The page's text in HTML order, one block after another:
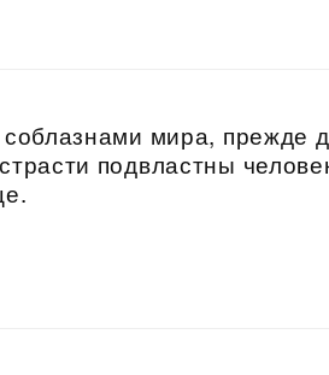
соблазнами мира, прежде
подвластны